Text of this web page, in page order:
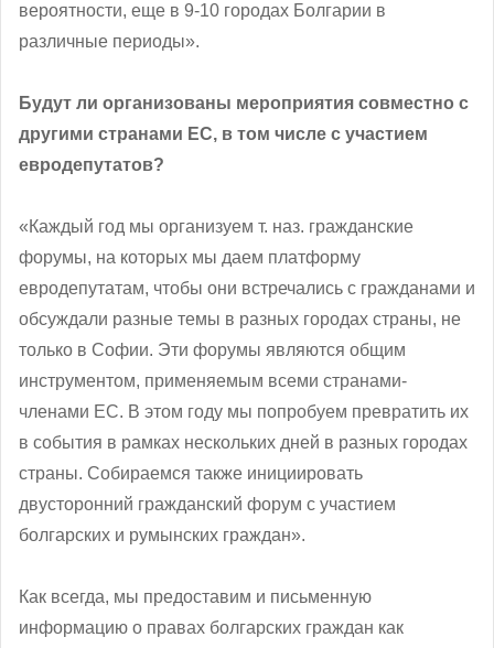
вероятности, еще в 9-10 городах Болгарии в
различные периоды».
Будут ли организованы мероприятия совместно с
другими странами ЕС, в том числе с участием
евродепутатов?
«Каждый год мы организуем т. наз. гражданские
форумы, на которых мы даем платформу
евродепутатам, чтобы они встречались с гражданами и
обсуждали разные темы в разных городах страны, не
только в Софии. Эти форумы являются общим
инструментом, применяемым всеми странами-
членами ЕС. В этом году мы попробуем превратить их
в события в рамках нескольких дней в разных городах
страны. Собираемся также инициировать
двусторонний гражданский форум с участием
болгарских и румынских граждан».
Как всегда, мы предоставим и письменную
информацию о правах болгарских граждан как